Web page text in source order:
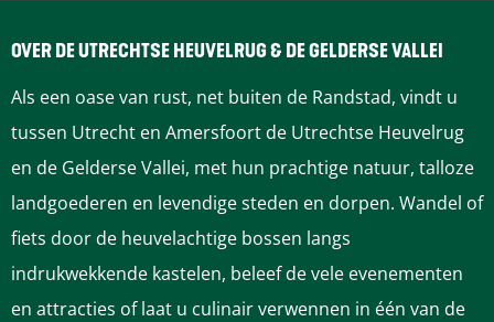
e
z
e
p
a
g
i
n
e
z
e
p
a
g
i
n
e
z
e
p
a
g
i
n
e
z
e
p
a
g
i
n
e
z
e
p
a
g
i
n
OVER DE UTRECHTSE HEUVELRUG & DE GELDERSE VALLEI
Als een oase van rust, net buiten de Randstad, vindt u
tussen Utrecht en Amersfoort de Utrechtse Heuvelrug
en de Gelderse Vallei, met hun prachtige natuur, talloze
landgoederen en levendige steden en dorpen. Wandel of
fiets door de heuvelachtige bossen langs
indrukwekkende kastelen, beleef de vele evenementen
en attracties of laat u culinair verwennen in één van de